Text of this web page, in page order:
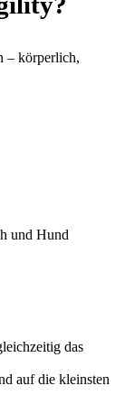
– körperlich,
und Hund
das
auf die kleinsten